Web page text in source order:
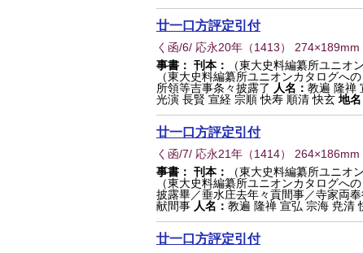
廿一口方評定引付
く函/6/ 応永20年 （1413） 274×189mm
事書： 刊本： （東大史料編纂所ユニオ
（東大史料編纂所ユニオンカタログへ
所領等吉事条々披露了 人名： 教遍 隆禅
光演 長賢 宣経 宗順 快寿 順清 快玄 地名
廿一口方評定引付
く函/7/ 応永21年 （1414） 264×186mm
事書： 刊本： （東大史料編纂所ユニオ
（東大史料編纂所ユニオンカタログへ
披露畢／垂水庄去年々貢間事／寺家両
献間事 人名： 教遍 隆禅 宣弘 宗海 尭清
廿一口方評定引付